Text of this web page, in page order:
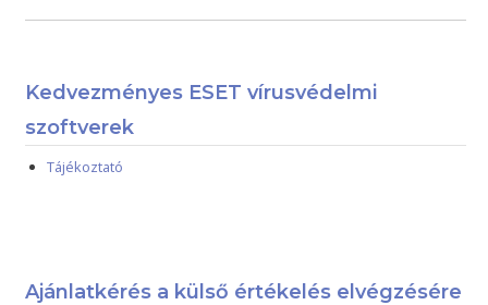
Kedvezményes ESET vírusvédelmi
szoftverek
Tájékoztató
Ajánlatkérés a külső értékelés elvégzésére